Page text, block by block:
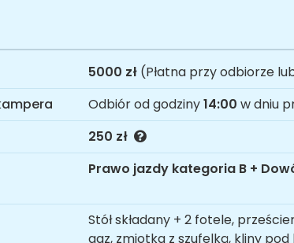
5000 zł (Płatna przy odbiorze
Odbiór od godziny14:00 w dniu
250 zł
Prawo jazdy kategoria B +
Stół składany + 2 fotele,
gaz, zmiotka z szufelką, kliny pod